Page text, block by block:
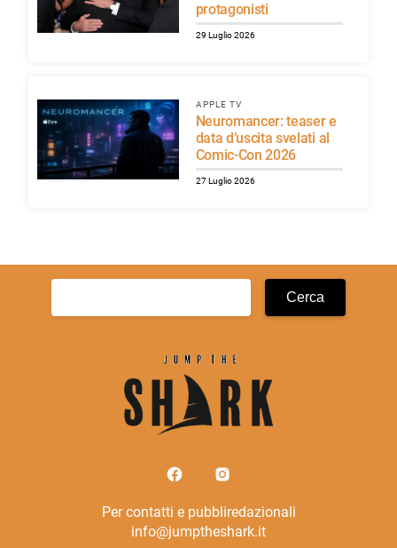
protagonisti
29 Luglio 2026
APPLE TV
Neuromancer: teaser e
data d’uscita svelati al
Comic-Con 2026
27 Luglio 2026
Per contatti e pubbliredazionali
info@jumptheshark.it